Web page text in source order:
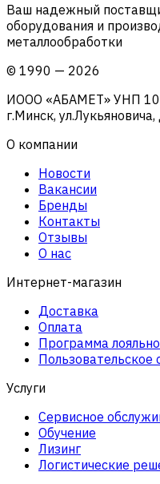
Ваш надежный
оборудования и
металлообработки
© 1990 — 2026
ИООО «АБАМЕТ» УНП
г.Минск,
О компании
Новости
Вакансии
Бренды
Контакты
Отзывы
О нас
Интернет-магазин
Доставка
Оплата
Программа
Пользовательское
Услуги
Сервисное
Обучение
Лизинг
Логистические